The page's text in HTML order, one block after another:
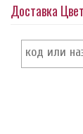
Доставка